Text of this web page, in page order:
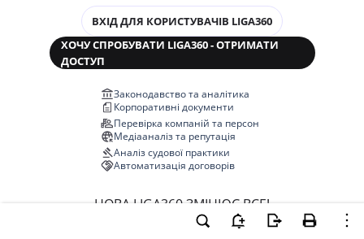
ВХІД ДЛЯ КОРИСТУВАЧІВ LIGA360
ХОЧУ СПРОБУВАТИ LIGA360 - ОТРИМАТИ
ДОСТУП
Законодавство та аналітика
Корпоративні документи
Перевірка компаній та персон
Медіааналіз та репутація
Аналіз судової практики
Автоматизація договорів
НОВА LIGA360 ЗМІНЮЄ ВСЕ!